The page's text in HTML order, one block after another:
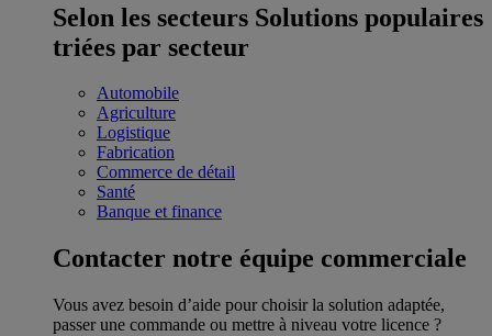
Selon les secteurs Solutions populaires
triées par secteur
Automobile
Agriculture
Logistique
Fabrication
Commerce de détail
Santé
Banque et finance
Contacter notre équipe commerciale
Vous avez besoin d’aide pour choisir la solution adaptée,
passer une commande ou mettre à niveau votre licence ?